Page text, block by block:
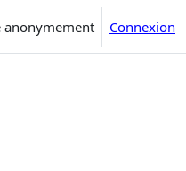
anonymement Connexion